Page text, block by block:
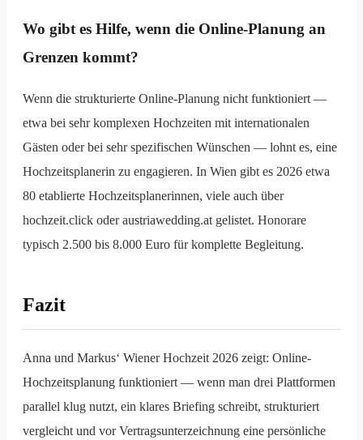
Wo gibt es Hilfe, wenn die Online-Planung an
Grenzen kommt?
Wenn die strukturierte Online-Planung nicht funktioniert —
etwa bei sehr komplexen Hochzeiten mit internationalen
Gästen oder bei sehr spezifischen Wünschen — lohnt es, eine
Hochzeitsplanerin zu engagieren. In Wien gibt es 2026 etwa
80 etablierte Hochzeitsplanerinnen, viele auch über
hochzeit.click oder austriawedding.at gelistet. Honorare
typisch 2.500 bis 8.000 Euro für komplette Begleitung.
Fazit
Anna und Markus‘ Wiener Hochzeit 2026 zeigt: Online-
Hochzeitsplanung funktioniert — wenn man drei Plattformen
parallel klug nutzt, ein klares Briefing schreibt, strukturiert
vergleicht und vor Vertragsunterzeichnung eine persönliche